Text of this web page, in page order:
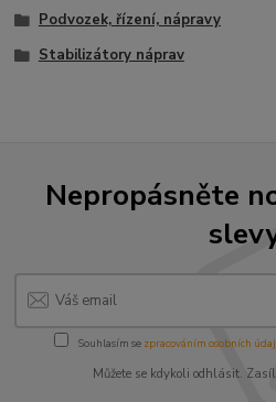
Podvozek, řízení, nápravy
Stabilizátory náprav
Nepropásněte
Souhlasím se zpracováním osobních
Můžete se kdykoli odhlásit.